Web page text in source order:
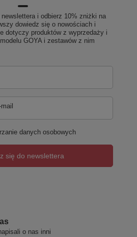
i odbierz 10% zniżki na
dowiedz się o nowościach i
dotyczy produktów z wyprzedaży i
GOYA i zestawów z nim
danych osobowych
się do newslettera
o nas inni